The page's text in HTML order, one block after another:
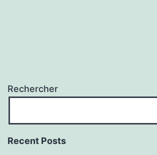
Rechercher
Recent Posts